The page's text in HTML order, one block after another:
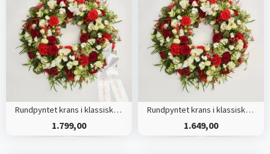
Rundpyntet krans i klassisk stil med bånd
1.799,00
Rundpyntet krans i klassisk stil - rød og hvid
1.649,00